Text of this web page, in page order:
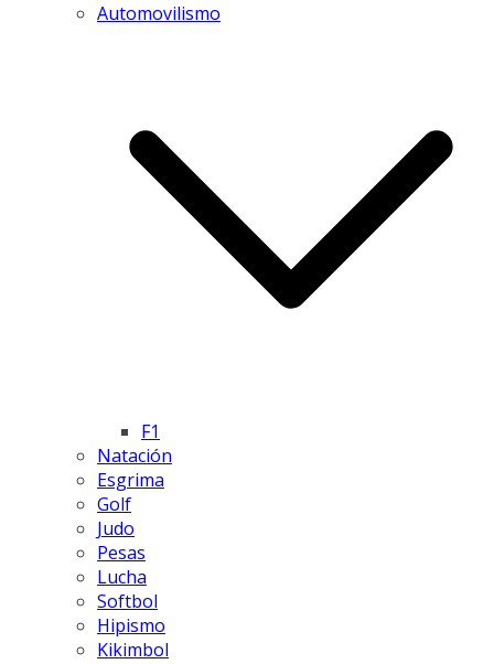
Automovilismo
F1
Natación
Esgrima
Golf
Judo
Pesas
Lucha
Softbol
Hipismo
Kikimbol